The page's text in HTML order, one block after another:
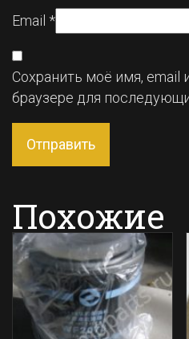
Email *
Сохранить моё имя, email
браузере для
Похожие